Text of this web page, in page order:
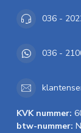
036 -
036 -
KVK nummer:
btw-nummer: